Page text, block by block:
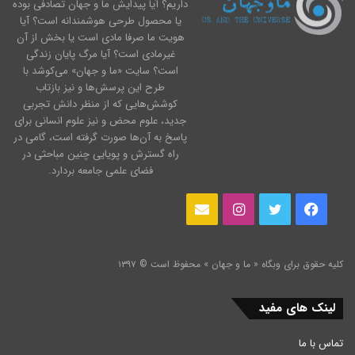
داریم؟ آیا پیدایش ما و جهان تصادفی بوده
یا محصول طرحی هوشمندانه است؟ آیا
هویت ما صرفا مادی است یا بخش از آن
غیرمادی است؟ آیا مرگ پایان زندگی
است؟ سایت «ما و جهان» می‌کوشد با
طرح این پرسش‌ها و نیز بازتاب
کوشش‌هایی که از منظر دانش تجربی
جدید، علوم محض و نیز علوم انسانی برای
پاسخ به آن‌ها صورت گرفته است، گامی در
راه گسترش و پویایی چنین مباحثی در
فضای علمی جامعه بردارد.
فیس
توییتراینستاگرامایمیل
کلیه حقوق برای وبگاه « ما و جهان » محفوظ است © ۱۳۹۷
لینک های مفید
تماس با ما